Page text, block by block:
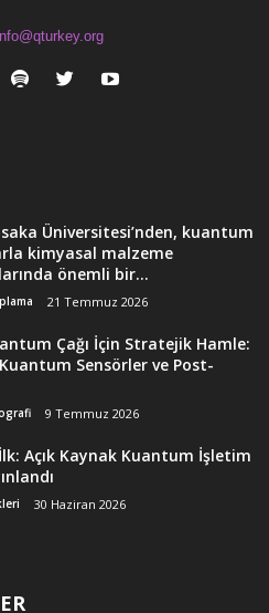
Üniversitesi’nden, kuantum
kimyasal malzeme
önemli bir...
21 Temmuz 2026
Çağı İçin Stratejik Hamle:
Sensörler ve Post-
9 Temmuz 2026
Açık Kaynak Kuantum İşletim
30 Haziran 2026